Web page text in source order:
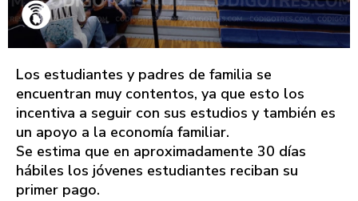
Los estudiantes y padres de familia se
encuentran muy contentos, ya que esto los
incentiva a seguir con sus estudios y también es
un apoyo a la economía familiar.
Se estima que en aproximadamente 30 días
hábiles los jóvenes estudiantes reciban su
primer pago.